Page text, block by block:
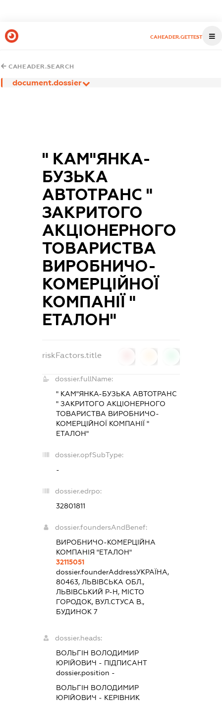
CAHEADER.GETTEST
CAHEADER.SEARCH
document.dossier
" КАМ"ЯНКА-
БУЗЬКА
АВТОТРАНС "
ЗАКРИТОГО
АКЦІОНЕРНОГО
ТОВАРИСТВА
ВИРОБНИЧО-
КОМЕРЦІЙНОЇ
КОМПАНІЇ "
ЕТАЛОН"
riskFactors.title
dossier.fullName:
" КАМ"ЯНКА-БУЗЬКА АВТОТРАНС
" ЗАКРИТОГО АКЦІОНЕРНОГО
ТОВАРИСТВА ВИРОБНИЧО-
КОМЕРЦІЙНОЇ КОМПАНІЇ "
ЕТАЛОН"
dossier.opfSubType:
-
dossier.edrpo:
32801811
dossier.foundersAndBenef:
ВИРОБНИЧО-КОМЕРЦІЙНА
КОМПАНІЯ "ЕТАЛОН"
32115051
dossier.founderAddressУКРАЇНА,
80463, ЛЬВІВСЬКА ОБЛ.,
ЛЬВІВСЬКИЙ Р-Н, МІСТО
ГОРОДОК, ВУЛ.СТУСА В.,
БУДИНОК 7
dossier.heads:
ВОЛЬГІН ВОЛОДИМИР
ЮРІЙОВИЧ - ПІДПИСАНТ
dossier.position -
ВОЛЬГІН ВОЛОДИМИР
ЮРІЙОВИЧ - КЕРІВНИК